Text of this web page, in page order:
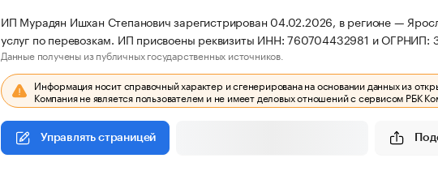
ИП Мурадян Ишхан Степанович зарегистрирован 04.02.2026, в регионе —
услуг по перевозкам. ИП присвоены реквизиты ИНН: 760704432981 и
Данные получены из публичных государственных источников.
Информация носит справочный характер и сгенерирована на основании данных из
Компания не является пользователем и не имеет деловых отношений с сервисом РБК
Управлять страницей